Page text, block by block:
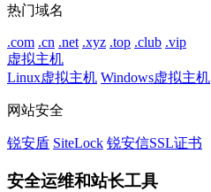
热门域名
.com .cn .net .xyz .top .club .vip
虚拟主机
Linux虚拟主机 Windows虚拟主机
网站安全
锐安盾 SiteLock 锐安信SSL证书
安全运维和站长工具